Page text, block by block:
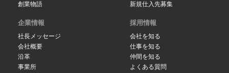
創業物語
新規仕入先募集
企業情報
社長メッセージ
会社概要
沿革
事業所
採用情報
会社を知る
仕事を知る
仲間を知る
よくある質問